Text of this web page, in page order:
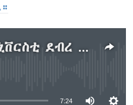
ልዕሊ 150 ተምሃሮ ዩኒቨርስቲ ደብረ ማርቆስ ንህይወትና ንሰግእ ኢና ብዝብል ናብ ኣዲስ ኣበባ ከይዶም
available
7:24